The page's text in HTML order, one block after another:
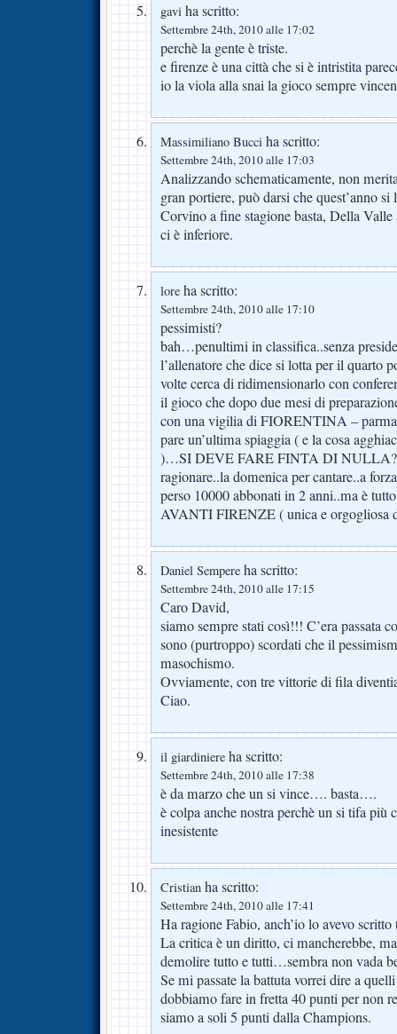
gavi ha scritto:
Settembre 24th, 2010 alle 17:02
perchè la gente è triste.
e firenze è una città che si è intristita
io la viola alla snai la gioco sempre
Massimiliano Bucci ha scritto:
Settembre 24th, 2010 alle 17:03
Analizzando schematicamente, non
gran portiere, può darsi che quest’anno
Corvino a fine stagione basta, Della
ci è inferiore.
lore ha scritto:
Settembre 24th, 2010 alle 17:10
pessimisti?
bah…penultimi in classifica..senza
l’allenatore che dice si lotta per il quarto
volte cerca di ridimensionarlo con
il gioco che dopo due mesi di
con una vigilia di FIORENTINA –
pare un’ultima spiaggia ( e la cosa
)…SI DEVE FARE FINTA DI
ragionare..la domenica per cantare..a
perso 10000 abbonati in 2 anni..ma è
AVANTI FIRENZE ( unica e orgogliosa
Daniel Sempere ha scritto:
Settembre 24th, 2010 alle 17:15
Caro David,
siamo sempre stati così!!! C’era passata
sono (purtroppo) scordati che il
masochismo.
Ovviamente, con tre vittorie di fila
Ciao.
il giardiniere ha scritto:
Settembre 24th, 2010 alle 17:38
è da marzo che un si vince…. basta….
è colpa anche nostra perchè un si tifa
inesistente
Cristian ha scritto:
Settembre 24th, 2010 alle 17:41
Ha ragione Fabio, anch’io lo avevo
La critica è un diritto, ci mancherebbe,
demolire tutto e tutti…sembra non vada
Se mi passate la battuta vorrei dire a
dobbiamo fare in fretta 40 punti per non
siamo a soli 5 punti dalla Champions.